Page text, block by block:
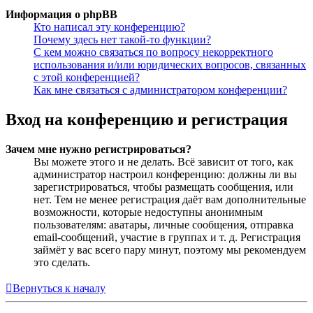
Информация о phpBB
Кто написал эту конференцию?
Почему здесь нет такой-то функции?
С кем можно связаться по вопросу некорректного
использования и/или юридических вопросов, связанных
с этой конференцией?
Как мне связаться с администратором конференции?
Вход на конференцию и регистрация
Зачем мне нужно регистрироваться?
Вы можете этого и не делать. Всё зависит от того, как
администратор настроил конференцию: должны ли вы
зарегистрироваться, чтобы размещать сообщения, или
нет. Тем не менее регистрация даёт вам дополнительные
возможности, которые недоступны анонимным
пользователям: аватары, личные сообщения, отправка
email-сообщений, участие в группах и т. д. Регистрация
займёт у вас всего пару минут, поэтому мы рекомендуем
это сделать.
Вернуться к началу